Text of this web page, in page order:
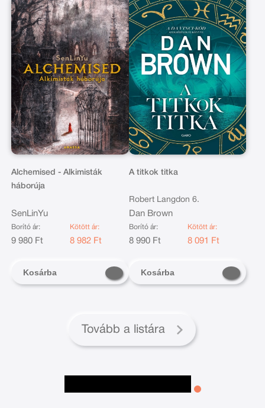
Alchemised - Alkimisták
háborúja
SenLinYu
Borító ár:
9 980 Ft
Kötött ár:
8 982 Ft
Kosárba
A titkok titka
Robert Langdon 6.
Dan Brown
Borító ár:
8 990 Ft
Kötött ár:
8 091 Ft
Kosárba
Tovább a listára